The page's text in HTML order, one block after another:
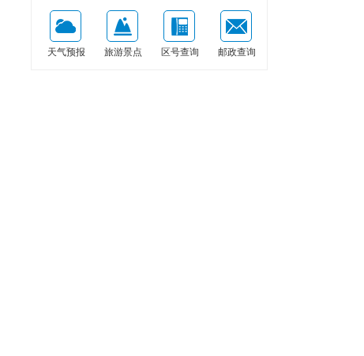
天气预报 旅游景点 区号查询 邮政查询